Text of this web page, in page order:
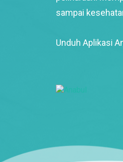
sampai
Unduh Aplikasi